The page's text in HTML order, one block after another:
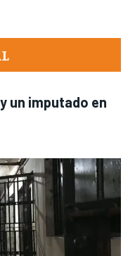
un imputado en